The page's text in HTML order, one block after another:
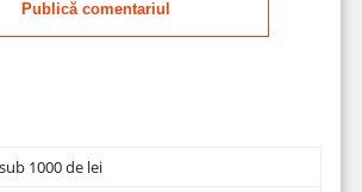
Publică comentariul
1000 de lei